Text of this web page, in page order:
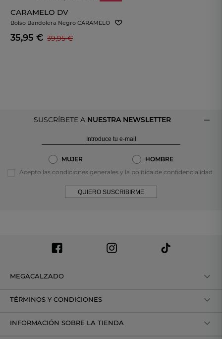
CARAMELO DV
Bolso Bandolera Negro CARAMELO
DV 264510 Para Hombre
35,95 € 39,95 €
SUSCRÍBETE A NUESTRA NEWSLETTER
MUJER
HOMBRE
Acepto las condiciones generales y la política de confidencialidad
QUIERO SUSCRIBIRME
MEGACALZADO
TÉRMINOS Y CONDICIONES
INFORMACIÓN SOBRE LA TIENDA